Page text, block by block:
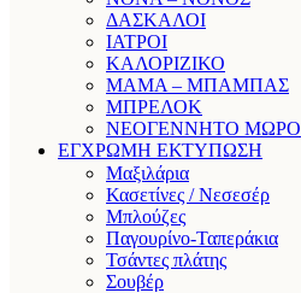
ΔΑΣΚΑΛΟΙ
ΙΑΤΡΟΙ
ΚΑΛΟΡΙΖΙΚΟ
ΜΑΜΑ – ΜΠΑΜΠΑΣ
ΜΠΡΕΛΟΚ
ΝΕΟΓΕΝΝΗΤΟ ΜΩΡΟ
ΕΓΧΡΩΜΗ ΕΚΤΥΠΩΣΗ
Μαξιλάρια
Κασετίνες / Νεσεσέρ
Μπλούζες
Παγουρίνο-Ταπεράκια
Τσάντες πλάτης
Σουβέρ